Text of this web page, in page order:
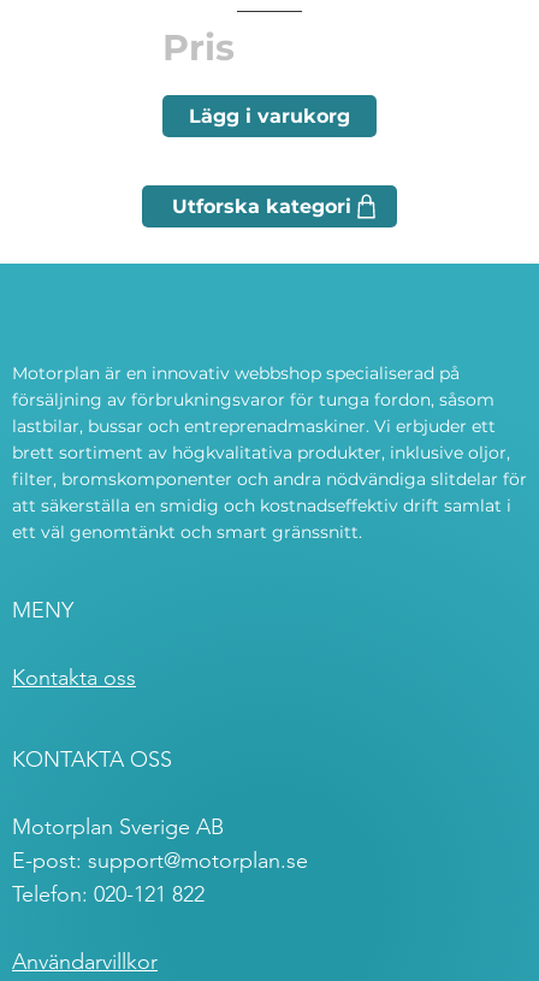
Pris
Lägg i varukorg
Motorplan är en innovativ webbshop specialiserad på
försäljning av förbrukningsvaror för tunga fordon, såsom
lastbilar, bussar och entreprenadmaskiner. Vi erbjuder ett
brett sortiment av högkvalitativa produkter, inklusive oljor,
filter, bromskomponenter och andra nödvändiga slitdelar för
att säkerställa en smidig och kostnadseffektiv drift samlat i
ett väl genomtänkt och smart gränssnitt.
MENY
Kontakta oss
KONTAKTA OSS
Motorplan Sverige AB
E-post: support@motorplan.se
Telefon: 020-121 822
Användarvillkor